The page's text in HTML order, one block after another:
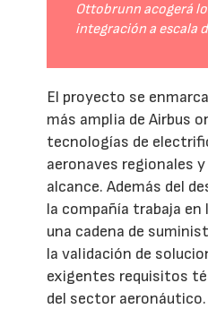
Ottobrunn acogerá
integración a escala
El proyecto se
más amplia de Airbus
tecnologías de
aeronaves regionales
alcance. Además del
la compañía trabaja en
una cadena de
la validación de
exigentes requisitos
del sector aeronáutico.